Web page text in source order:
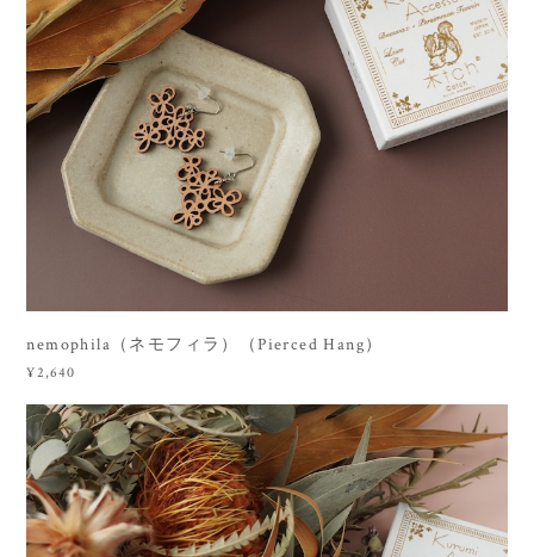
nemophila（ネモフィラ）（Pierced Hang）
¥2,640